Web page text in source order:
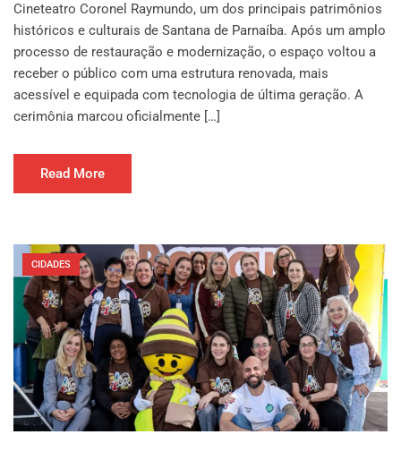
Cineteatro Coronel Raymundo, um dos principais patrimônios
históricos e culturais de Santana de Parnaíba. Após um amplo
processo de restauração e modernização, o espaço voltou a
receber o público com uma estrutura renovada, mais
acessível e equipada com tecnologia de última geração. A
cerimônia marcou oficialmente […]
Read More
CIDADES